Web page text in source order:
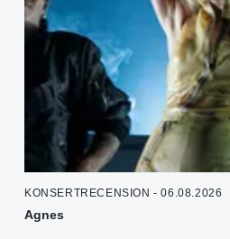
KONSERTRECENSION - 06.08.2026
Agnes